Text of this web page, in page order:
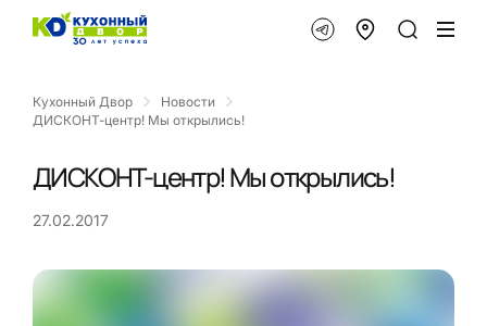
Кухонный Двор
Новости
ДИСКОНТ-центр! Мы открылись!
ДИСКОНТ-центр! Мы открылись!
27.02.2017